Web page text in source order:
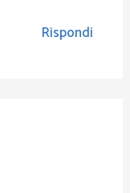
Rispondi